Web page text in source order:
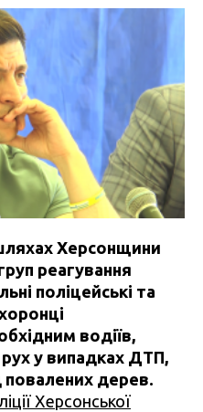
Херсонщини
реагування
поліцейські та
водіїв,
у випадках ДТП,
дерев.
Херсонської